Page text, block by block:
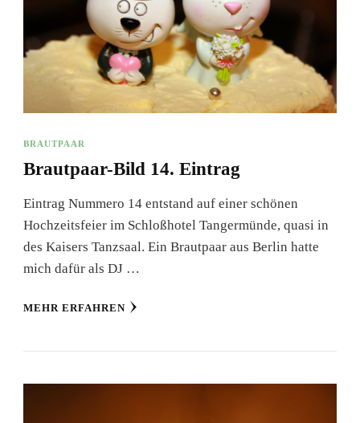
BRAUTPAAR
Brautpaar-Bild 14. Eintrag
Eintrag Nummero 14 entstand auf einer schönen
Hochzeitsfeier im Schloßhotel Tangermünde, quasi in
des Kaisers Tanzsaal. Ein Brautpaar aus Berlin hatte
mich dafür als DJ …
MEHR ERFAHREN